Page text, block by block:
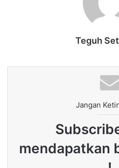
Teguh
Jangan
mendapatkan